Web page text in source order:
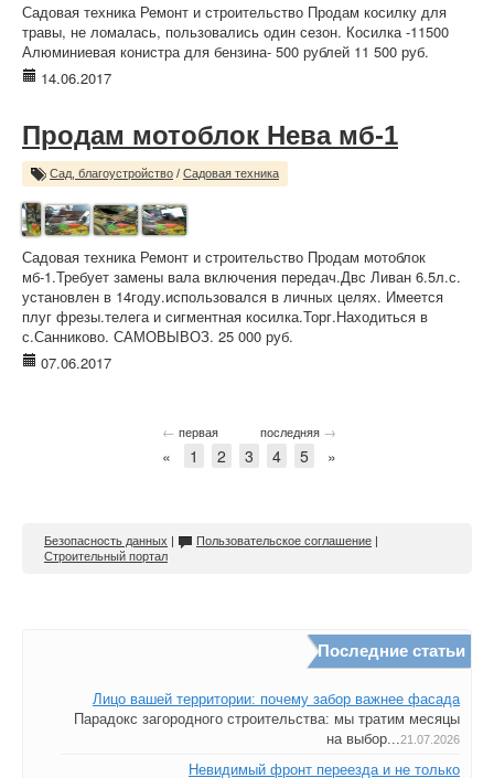
Садовая техника Ремонт и строительство Продам косилку для
травы, не ломалась, пользовались один сезон. Косилка -11500
Алюминиевая конистра для бензина- 500 рублей 11 500 руб.
14.06.2017
Продам мотоблок Нева мб-1
Сад, благоустройство / Садовая техника
Садовая техника Ремонт и строительство Продам мотоблок
мб-1.Требует замены вала включения передач.Двс Ливан 6.5л.с.
установлен в 14году.использовался в личных целях. Имеется
плуг фрезы.телега и сигментная косилка.Торг.Находиться в
с.Санниково. САМОВЫВОЗ. 25 000 руб.
07.06.2017
← первая последняя →
« 1 2 3 4 5 »
Безопасность данных | Пользовательское соглашение |
Строительный портал
Последние статьи
Лицо вашей территории: почему забор важнее фасада
Парадокс загородного строительства: мы тратим месяцы
на выбор...21.07.2026
Невидимый фронт переезда и не только